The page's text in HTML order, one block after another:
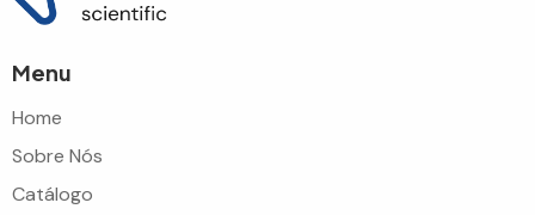
Menu
Home
Sobre Nós
Catálogo